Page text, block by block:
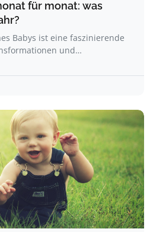
für monat: was
Babys ist eine faszinierende
und…